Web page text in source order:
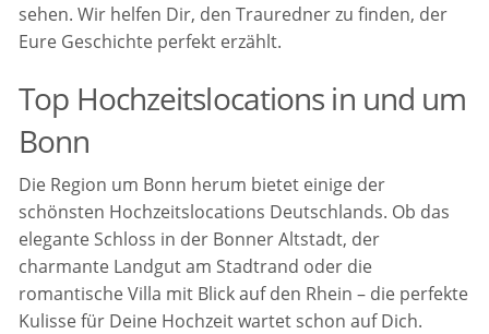
sehen. Wir helfen Dir, den Trauredner zu finden, der
Eure Geschichte perfekt erzählt.
Top Hochzeitslocations in und um
Bonn
Die Region um Bonn herum bietet einige der
schönsten Hochzeitslocations Deutschlands. Ob das
elegante Schloss in der Bonner Altstadt, der
charmante Landgut am Stadtrand oder die
romantische Villa mit Blick auf den Rhein – die perfekte
Kulisse für Deine Hochzeit wartet schon auf Dich.